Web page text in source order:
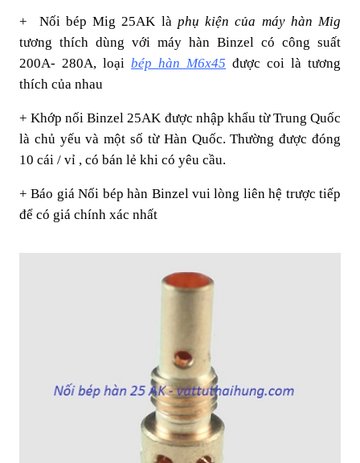
+ Nối bép Mig 25AK là phụ kiện của máy hàn Mig
tương thích dùng với máy hàn Binzel có công suất
200A- 280A, loại bép hàn M6x45 được coi là tương
thích của nhau
+ Khớp nối Binzel 25AK được nhập khẩu từ Trung Quốc
là chủ yếu và một số từ Hàn Quốc. Thường được đóng
10 cái / vỉ , có bán lẻ khi có yêu cầu.
+ Báo giá Nối bép hàn Binzel vui lòng liên hệ trược tiếp
để có giá chính xác nhất